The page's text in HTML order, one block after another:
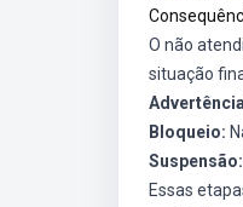
O não
situação
Bloqueio:
Suspensão:
Essas